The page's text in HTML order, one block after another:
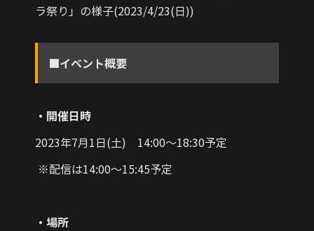
ラ祭り」の様子(2023/4/23(日))
■イベント概要
・開催日時
2023年7月1日(土) 14:00～18:30予定
※配信は14:00～15:45予定
・場所